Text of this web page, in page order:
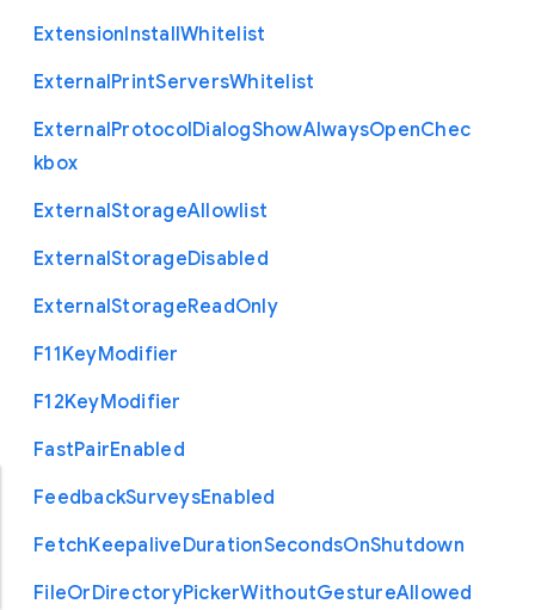
ExtensionInstallWhitelist
ExternalPrintServersWhitelist
ExternalProtocolDialogShowAlwaysOpenChec
kbox
ExternalStorageAllowlist
ExternalStorageDisabled
ExternalStorageReadOnly
F11KeyModifier
F12KeyModifier
FastPairEnabled
FeedbackSurveysEnabled
FetchKeepaliveDurationSecondsOnShutdown
FileOrDirectoryPickerWithoutGestureAllowed